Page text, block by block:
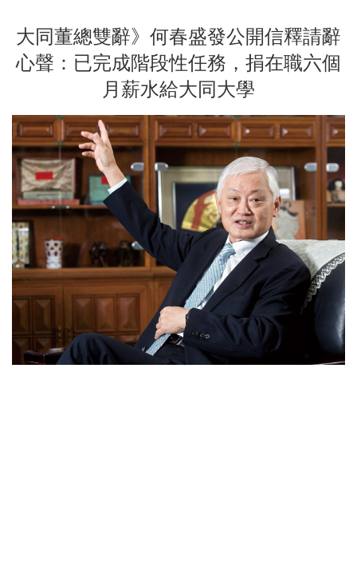
大同董總雙辭》何春盛發公開信釋請辭
心聲：已完成階段性任務，捐在職六個
月薪水給大同大學